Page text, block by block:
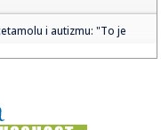
i autizmu: "To je
firmi u Klagenfurtu